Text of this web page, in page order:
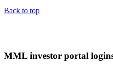
Back to top
MML investor portal